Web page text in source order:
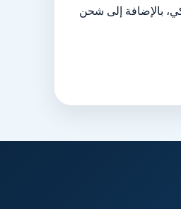
بالإضافة إلى شحن